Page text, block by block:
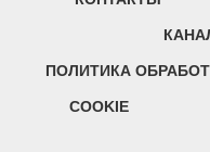
ПОЛИТИКА
COOKIE